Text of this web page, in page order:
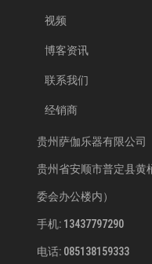
视频
博客资讯
联系我们
经销商
贵州萨伽乐器有限公司
贵州省安顺市普定县黄
委会办公楼内）
手机: 13437797290
电话: 085138159333